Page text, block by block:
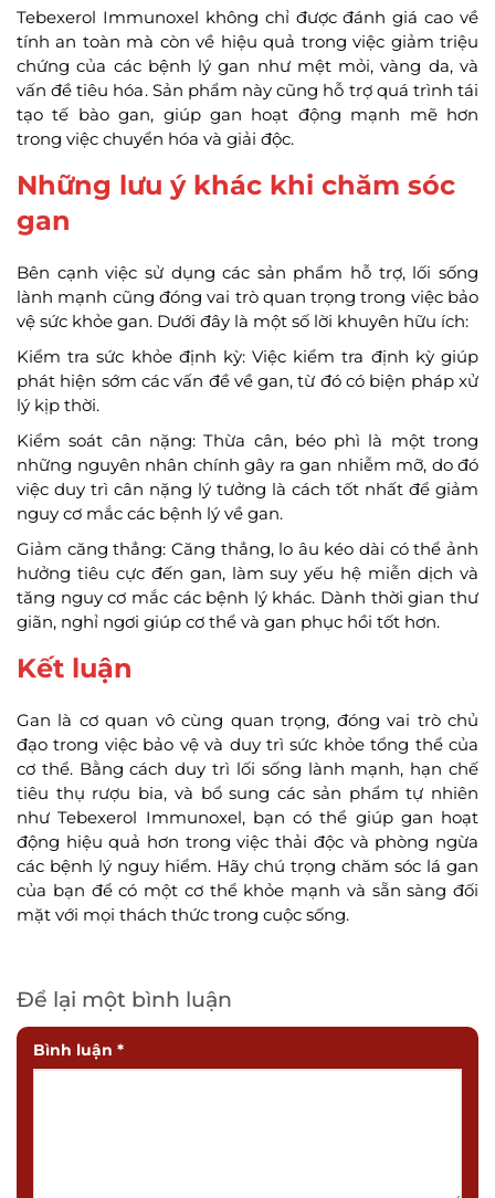
Tebexerol Immunoxel không chỉ được đánh giá cao về
tính an toàn mà còn về hiệu quả trong việc giảm triệu
chứng của các bệnh lý gan như mệt mỏi, vàng da, và
vấn đề tiêu hóa. Sản phẩm này cũng hỗ trợ quá trình tái
tạo tế bào gan, giúp gan hoạt động mạnh mẽ hơn
trong việc chuyển hóa và giải độc.
Những lưu ý khác khi chăm sóc
gan
Bên cạnh việc sử dụng các sản phẩm hỗ trợ, lối sống
lành mạnh cũng đóng vai trò quan trọng trong việc bảo
vệ sức khỏe gan. Dưới đây là một số lời khuyên hữu ích:
Kiểm tra sức khỏe định kỳ: Việc kiểm tra định kỳ giúp
phát hiện sớm các vấn đề về gan, từ đó có biện pháp xử
lý kịp thời.
Kiểm soát cân nặng: Thừa cân, béo phì là một trong
những nguyên nhân chính gây ra gan nhiễm mỡ, do đó
việc duy trì cân nặng lý tưởng là cách tốt nhất để giảm
nguy cơ mắc các bệnh lý về gan.
Giảm căng thẳng: Căng thẳng, lo âu kéo dài có thể ảnh
hưởng tiêu cực đến gan, làm suy yếu hệ miễn dịch và
tăng nguy cơ mắc các bệnh lý khác. Dành thời gian thư
giãn, nghỉ ngơi giúp cơ thể và gan phục hồi tốt hơn.
Kết luận
Gan là cơ quan vô cùng quan trọng, đóng vai trò chủ
đạo trong việc bảo vệ và duy trì sức khỏe tổng thể của
cơ thể. Bằng cách duy trì lối sống lành mạnh, hạn chế
tiêu thụ rượu bia, và bổ sung các sản phẩm tự nhiên
như Tebexerol Immunoxel, bạn có thể giúp gan hoạt
động hiệu quả hơn trong việc thải độc và phòng ngừa
các bệnh lý nguy hiểm. Hãy chú trọng chăm sóc lá gan
của bạn để có một cơ thể khỏe mạnh và sẵn sàng đối
mặt với mọi thách thức trong cuộc sống.
Để lại một bình luận
Bình luận *